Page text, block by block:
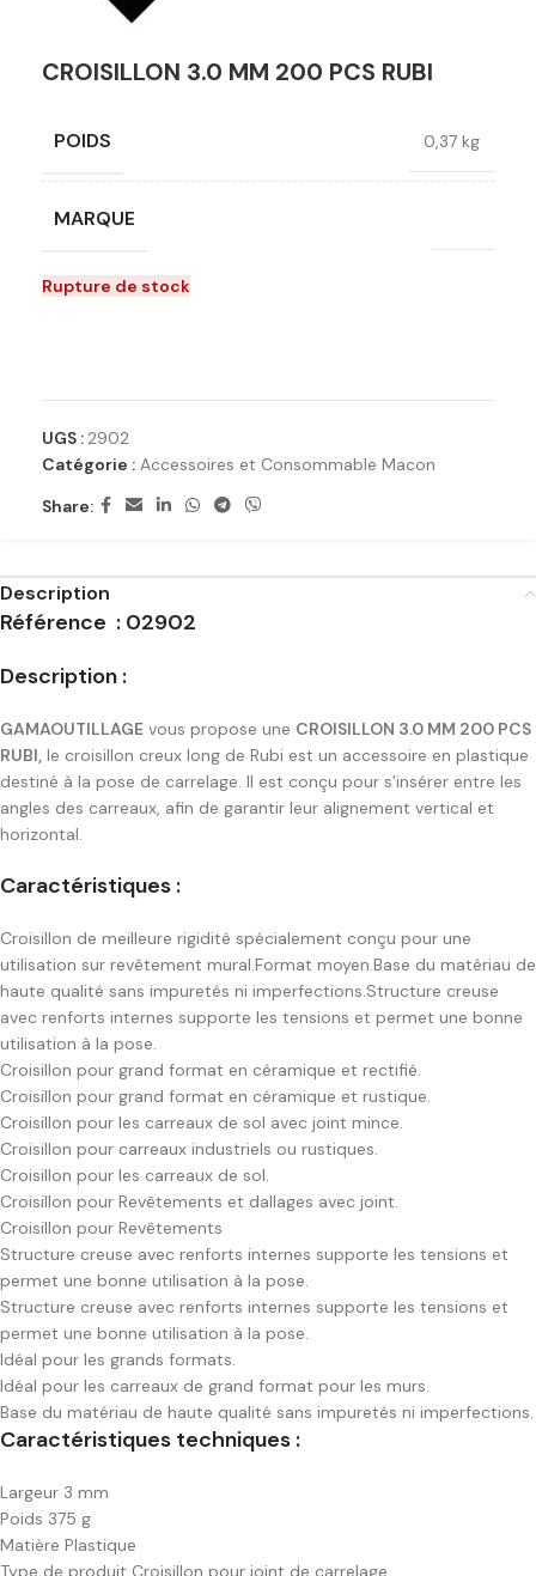
CROISILLON 3.0 MM 200 PCS RUBI
POIDS 0,37 kg
MARQUE
Rupture de stock
UGS : 2902
Catégorie : Accessoires et Consommable Macon
Share:
Description
Référence : 02902
Description :
GAMAOUTILLAGE vous propose une CROISILLON 3.0 MM 200 PCS
RUBI, le croisillon creux long de Rubi est un accessoire en plastique
destiné à la pose de carrelage. Il est conçu pour s’insérer entre les
angles des carreaux, afin de garantir leur alignement vertical et
horizontal.
Caractéristiques :
Croisillon de meilleure rigidité spécialement conçu pour une
utilisation sur revêtement mural.Format moyen.Base du matériau de
haute qualité sans impuretés ni imperfections.Structure creuse
avec renforts internes supporte les tensions et permet une bonne
utilisation à la pose.
Croisillon pour grand format en céramique et rectifié.
Croisillon pour grand format en céramique et rustique.
Croisillon pour les carreaux de sol avec joint mince.
Croisillon pour carreaux industriels ou rustiques.
Croisillon pour les carreaux de sol.
Croisillon pour Revêtements et dallages avec joint.
Croisillon pour Revêtements
Structure creuse avec renforts internes supporte les tensions et
permet une bonne utilisation à la pose.
Structure creuse avec renforts internes supporte les tensions et
permet une bonne utilisation à la pose.
Idéal pour les grands formats.
Idéal pour les carreaux de grand format pour les murs.
Base du matériau de haute qualité sans impuretés ni imperfections.
Caractéristiques techniques :
Largeur 3 mm
Poids 375 g
Matière Plastique
Type de produit Croisillon pour joint de carrelage